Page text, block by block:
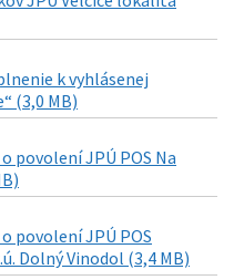
k vyhlásenej
(3,0 MB)
povolení JPÚ POS Na
povolení JPÚ POS
Dolný Vinodol (3,4 MB)